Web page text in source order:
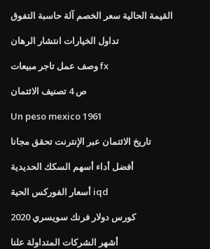
القيمة الحالية سعر الخصم آلة حاسبة التفوق
تداول الخيارات انتشار الرهان
وصف عمل تاجر مبيعات fx
ص 4 تصنيف الائتمان
Un peso mexico 1961
تاريخ الائتمان عبر الإنترنت تحقق مجانا
أفضل أداء أسهم السكك الحديدية
أسعار الفوركس الحية iqd
كورس دولار فرنك سويسري 2020
أشهر الشركات المتداولة علنا